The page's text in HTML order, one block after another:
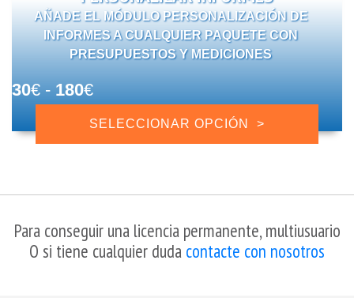
1.008€
pueden
la
página
AÑADE EL MÓDULO PERSONALIZACIÓN DE
INFORMES A CUALQUIER PAQUETE CON
PRESUPUESTOS Y MEDICIONES
30€ - 180€Rango
de
precios:
30€
hasta
180€
SELECCIONAR OPCIÓN
producto
opciones
Para conseguir una licencia permanente, multiusuario
O si tiene cualquier duda contacte con nosotros